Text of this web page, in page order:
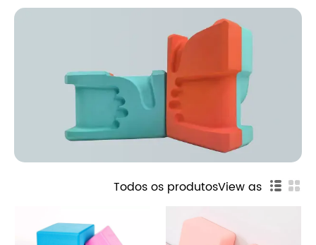
Todos os produtosView as